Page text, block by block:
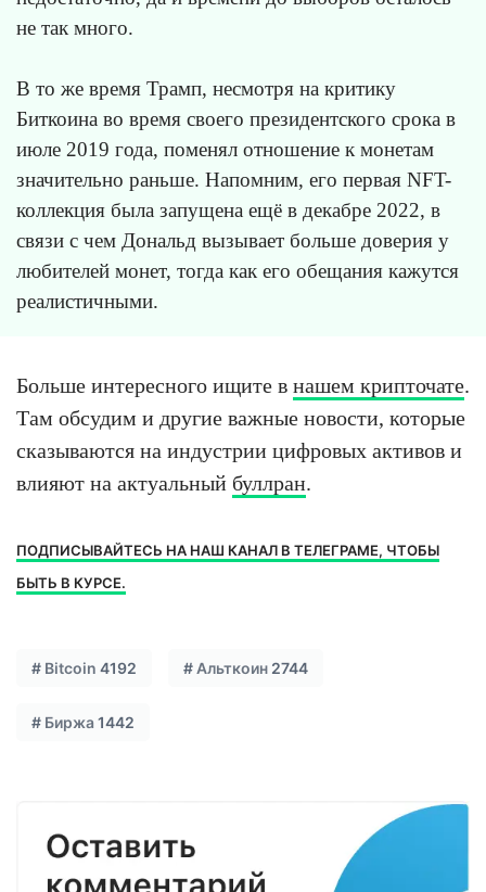
не так много.
В то же время Трамп, несмотря на критику
Биткоина во время своего президентского срока в
июле 2019 года, поменял отношение к монетам
значительно раньше. Напомним, его первая NFT-
коллекция была запущена ещё в декабре 2022, в
связи с чем Дональд вызывает больше доверия у
любителей монет, тогда как его обещания кажутся
реалистичными.
Больше интересного ищите в нашем крипточате.
Там обсудим и другие важные новости, которые
сказываются на индустрии цифровых активов и
влияют на актуальный буллран.
ПОДПИСЫВАЙТЕСЬ НА НАШ КАНАЛ В ТЕЛЕГРАМЕ, ЧТОБЫ
БЫТЬ В КУРСЕ.
# Bitcoin 4192 # Альткоин 2744
# Биржа 1442